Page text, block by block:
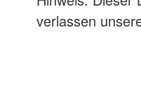
verlassen